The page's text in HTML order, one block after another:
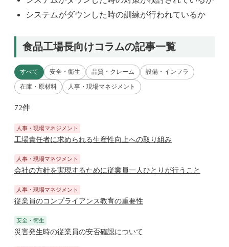
システムがダウンした時の訓練が行われているか
食品工場長向けコラムの記事一覧
すべて 安全・衛生 品質・クレーム 設備・インフラ
在庫・原材料 人事・現場マネジメント
72件
人事・現場マネジメント
工場責任者に求められる生産性向上への取り組み
人事・現場マネジメント
会社の方針を実現するために従業員一人ひとりが行うこと
人事・現場マネジメント
従業員のコンプライアンス教育の重要性
安全・衛生
災害発生時の従業員の安否確認について